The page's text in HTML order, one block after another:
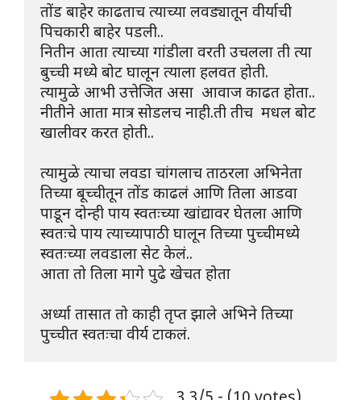
तोंड बाहेर काढताच त्याच्या लवड्यातून वीर्याची
पिचकारी बाहेर पडली..
नितीन आता त्याच्या गांडीला वरती उचलला ती त्या
बुच्ची मध्ये बोट घालून त्याला हलवत होती.
त्यामुळे आभी उत्तेजित असा  आवाज काढत होता..
नीतीने आता मात्र सोडलच नाही.ती तीच  मधल बोट
खालीवर करत होती..
त्यामुळे त्याचा लवडा चांगलाच ताठरला अभिनेता
तिच्या बूच्चीतून तोंड काढलं आणि तिला आडवा
पाडून दोन्ही पाय स्वतःच्या खांद्यावर घेतला आणि
स्वतःचे पाय त्याच्यापाठी घालून तिच्या पुच्चीमध्ये
स्वतःच्या लवडाला सेट केलं..
आता तो तिला मागे पुढे खेचत होता
अर्ध्या तासात तो काही तृप्त झाले अभिने तिच्या
पुच्चीत स्वतःचा वीर्य टाकलं.